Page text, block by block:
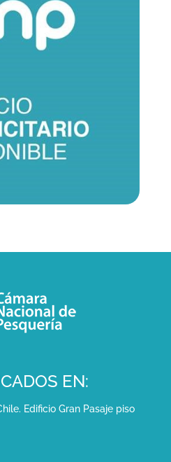
EN:
Edificio Gran Pasaje piso